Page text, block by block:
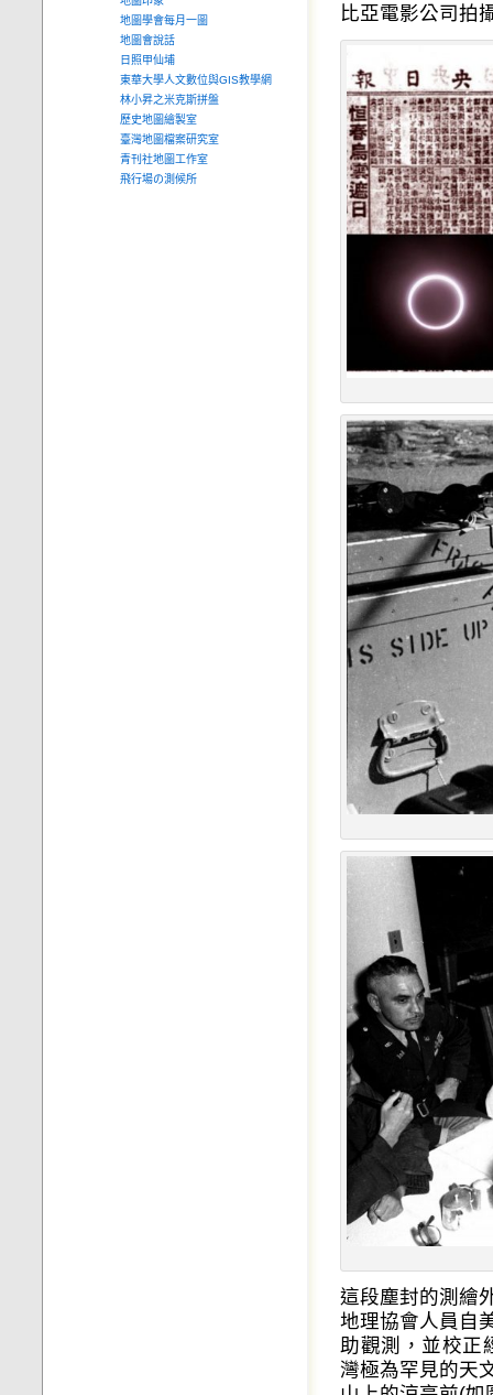
地圖學會每月一圖
地圖會說話
日照甲仙埔
東華大學人文數位與GIS教學網
林小昇之米克斯拼盤
歷史地圖繪製室
臺灣地圖檔案研究室
青刊社地圖工作室
飛行場の測候所
比亞電影公司拍
這段塵封的測繪
地理協會人員自
助觀測，並校正
灣極為罕見的天